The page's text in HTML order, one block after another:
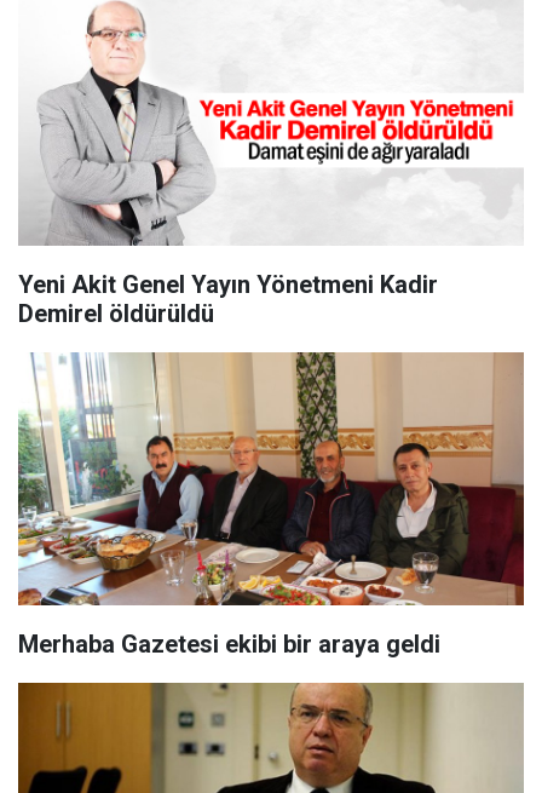
Yeni Akit Genel Yayın Yönetmeni Kadir
Demirel öldürüldü
Merhaba Gazetesi ekibi bir araya geldi